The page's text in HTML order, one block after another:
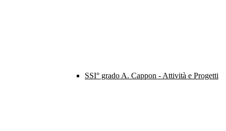
SSI° grado A. Cappon - Attività e Progetti